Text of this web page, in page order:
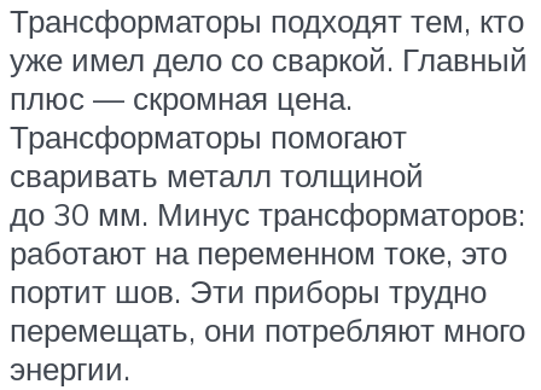
Трансформаторы подходят тем, кто
уже имел дело со сваркой. Главный
плюс — скромная цена.
Трансформаторы помогают
сваривать металл толщиной
до 30 мм. Минус трансформаторов:
работают на переменном токе, это
портит шов. Эти приборы трудно
перемещать, они потребляют много
энергии.